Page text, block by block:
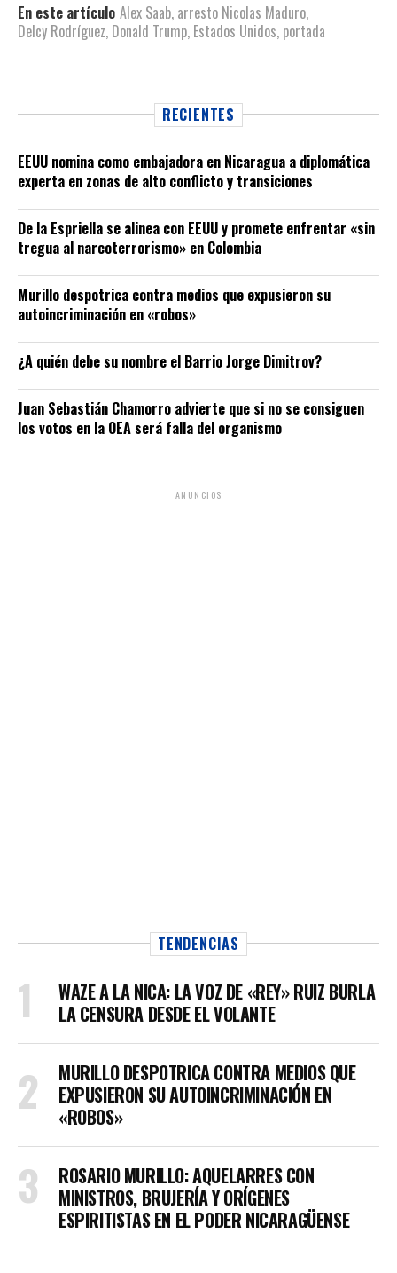
En este artículo Alex Saab, arresto Nicolas Maduro,
Delcy Rodríguez, Donald Trump, Estados Unidos, portada
RECIENTES
EEUU nomina como embajadora en Nicaragua a diplomática
experta en zonas de alto conflicto y transiciones
De la Espriella se alinea con EEUU y promete enfrentar «sin
tregua al narcoterrorismo» en Colombia
Murillo despotrica contra medios que expusieron su
autoincriminación en «robos»
¿A quién debe su nombre el Barrio Jorge Dimitrov?
Juan Sebastián Chamorro advierte que si no se consiguen
los votos en la OEA será falla del organismo
ANUNCIOS
TENDENCIAS
WAZE A LA NICA: LA VOZ DE «REY» RUIZ BURLA
LA CENSURA DESDE EL VOLANTE
MURILLO DESPOTRICA CONTRA MEDIOS QUE
EXPUSIERON SU AUTOINCRIMINACIÓN EN
«ROBOS»
ROSARIO MURILLO: AQUELARRES CON
MINISTROS, BRUJERÍA Y ORÍGENES
ESPIRITISTAS EN EL PODER NICARAGÜENSE